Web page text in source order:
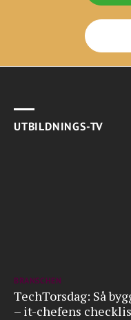
UTBILDNINGS-TV
BRANSCHEN
TechTorsdag: Så
– it-chefens